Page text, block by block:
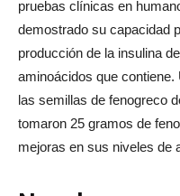
pruebas clínicas en
demostrado su capacidad
producción de la insulina
aminoácidos que
las semillas de fenogreco
tomaron 25 gramos de
mejoras en sus niveles de